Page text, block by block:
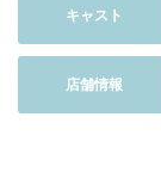
キャスト
店舗情報